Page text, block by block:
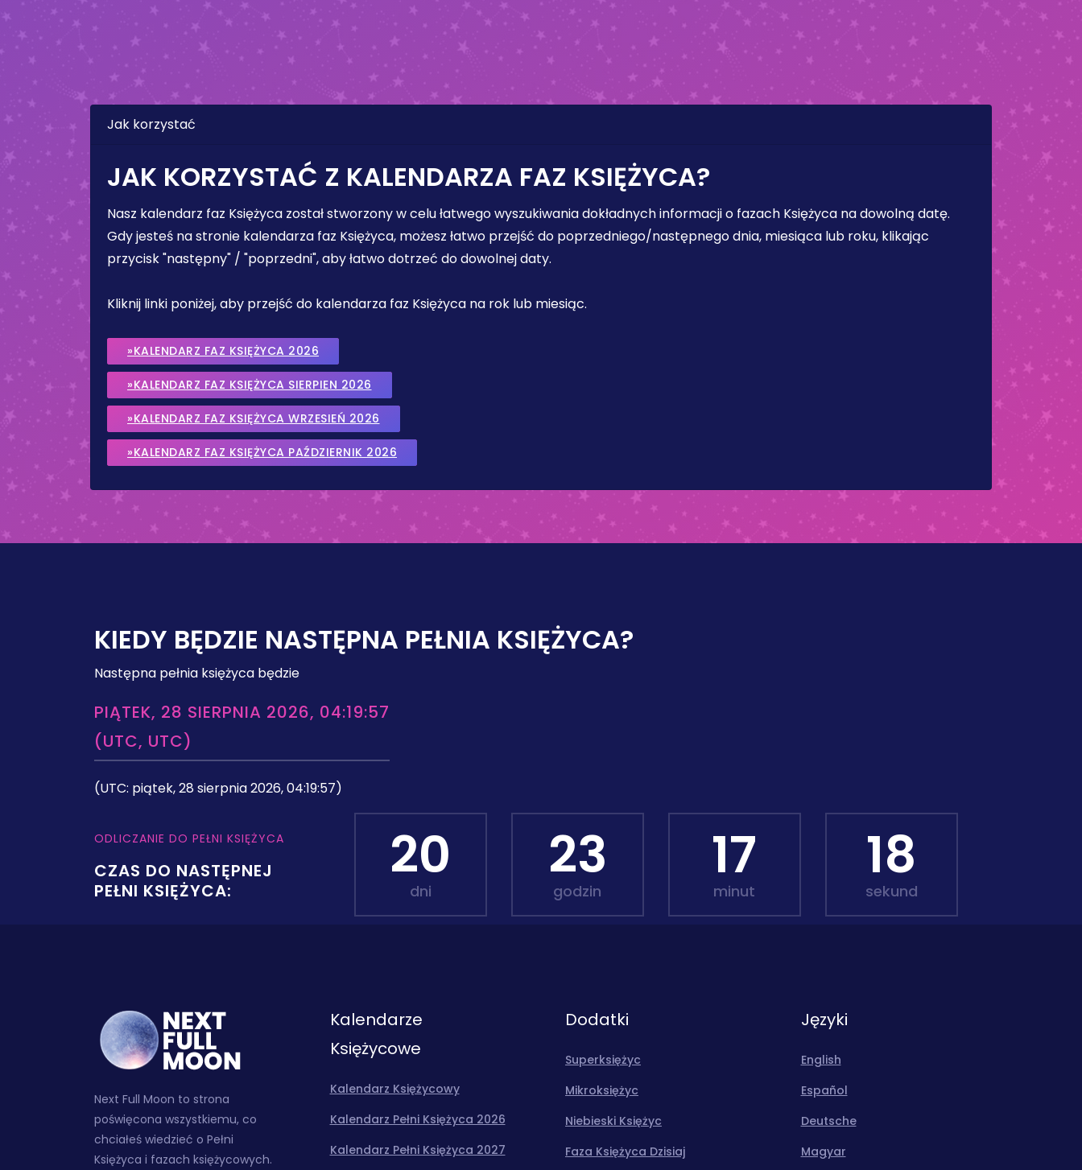
Jak korzystać
JAK KORZYSTAĆ Z KALENDARZA FAZ KSIĘŻYCA?
Nasz kalendarz faz Księżyca został stworzony w celu łatwego wyszukiwania dokładnych informacji o fazach Księżyca na dowolną datę.
Gdy jesteś na stronie kalendarza faz Księżyca, możesz łatwo przejść do poprzedniego/następnego dnia, miesiąca lub roku, klikając
przycisk "następny" / "poprzedni", aby łatwo dotrzeć do dowolnej daty.
Kliknij linki poniżej, aby przejść do kalendarza faz Księżyca na rok lub miesiąc.
»KALENDARZ FAZ KSIĘŻYCA 2026
»KALENDARZ FAZ KSIĘŻYCA SIERPIEN 2026
»KALENDARZ FAZ KSIĘŻYCA WRZESIEŃ 2026
»KALENDARZ FAZ KSIĘŻYCA PAŹDZIERNIK 2026
KIEDY BĘDZIE NASTĘPNA PEŁNIA KSIĘŻYCA?
Następna pełnia księżyca będzie
PIĄTEK, 28 SIERPNIA 2026, 04:19:57
(UTC, UTC)
(UTC: piątek, 28 sierpnia 2026, 04:19:57)
ODLICZANIE DO PEŁNI KSIĘŻYCA
CZAS DO NASTĘPNEJ
PEŁNI KSIĘŻYCA:
20
dni
23
godzin
17
minut
16
sekund
Next Full Moon to strona
poświęcona wszystkiemu, co
chciałeś wiedzieć o Pełni
Księżyca i fazach księżycowych.
Kalendarze
Księżycowe
Kalendarz Księżycowy
Kalendarz Pełni Księżyca 2026
Kalendarz Pełni Księżyca 2027
Dodatki
Superksiężyc
Mikroksiężyc
Niebieski Księżyc
Faza Księżyca Dzisiaj
Języki
English
Español
Deutsche
Magyar